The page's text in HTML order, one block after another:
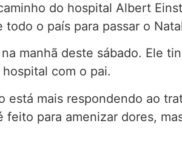
do hospital Albert
o país para passar o
manhã deste sábado. Ele
com o pai.
está mais respondendo ao
para amenizar dores,